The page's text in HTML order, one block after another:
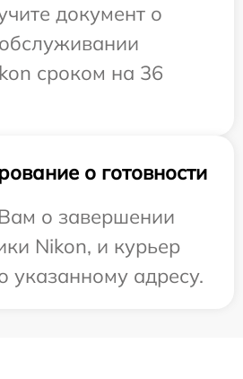
документ о
сроком на 36
о готовности
о завершении
Nikon, и курьер
указанному адресу.